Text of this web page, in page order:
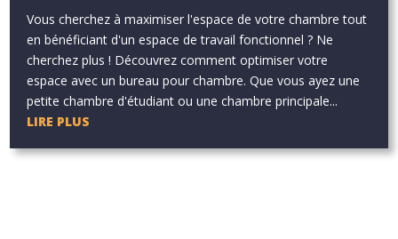
Vous cherchez à maximiser l'espace de votre chambre tout
en bénéficiant d'un espace de travail fonctionnel ? Ne
cherchez plus ! Découvrez comment optimiser votre
espace avec un bureau pour chambre. Que vous ayez une
petite chambre d'étudiant ou une chambre principale...
LIRE PLUS